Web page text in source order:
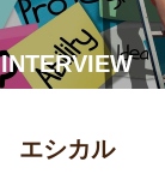
INTERVIEW
エシカル